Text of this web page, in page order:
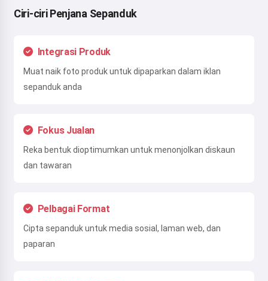
Ciri-ciri Penjana Sepanduk
Integrasi Produk
Muat naik foto produk untuk dipaparkan dalam iklan
sepanduk anda
Fokus Jualan
Reka bentuk dioptimumkan untuk menonjolkan diskaun
dan tawaran
Pelbagai Format
Cipta sepanduk untuk media sosial, laman web, dan
paparan